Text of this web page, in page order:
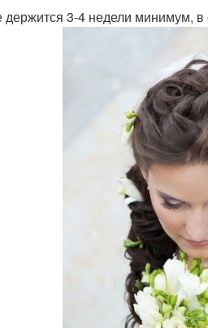
держится 3-4 недели минимум,